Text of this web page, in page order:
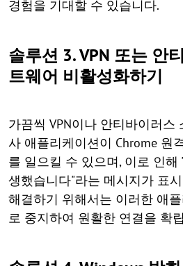
경험을 기대할 수 있습니다.
솔루션 3. VPN 또는 안
트웨어 비활성화하기
가끔씩 VPN이나 안티바이러스
사 애플리케이션이 Chrome 원
를 일으킬 수 있으며, 이로 인
생했습니다"라는 메시지가 표
해결하기 위해서는 이러한 애
로 중지하여 원활한 연결을 확